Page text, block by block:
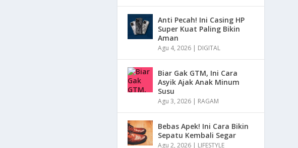
Anti Pecah! Ini Casing HP
Super Kuat Paling Bikin
Aman
Agu 4, 2026 | DIGITAL
Biar Gak GTM, Ini Cara
Asyik Ajak Anak Minum
Susu
Agu 3, 2026 | RAGAM
Bebas Apek! Ini Cara Bikin
Sepatu Kembali Segar
Agu 2, 2026 | LIFESTYLE